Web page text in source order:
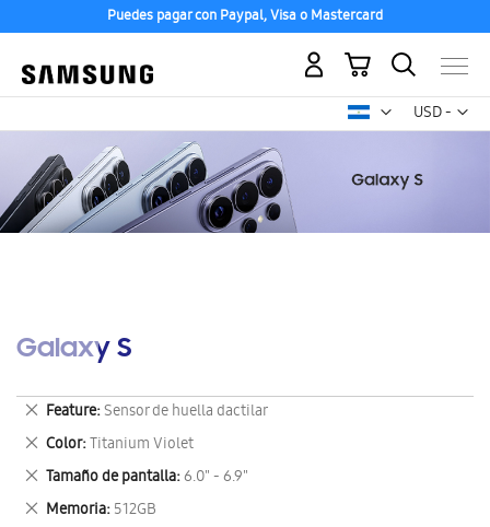
Puedes pagar con Paypal, Visa o Mastercard
USD -
dólar
Mi carrito
Galaxy S
Feature Sensor de huella dactilar
Eliminar
este
artículo
Color Titanium Violet
Eliminar
este
artículo
Tamaño de pantalla 6.0" - 6.9"
Eliminar
este
artículo
Memoria 512GB
Eliminar